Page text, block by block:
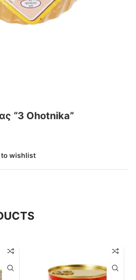
“3 Ohotnika”
to wishlist